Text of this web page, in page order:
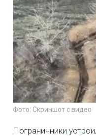
Фото: Скриншот с видео
Пограничники